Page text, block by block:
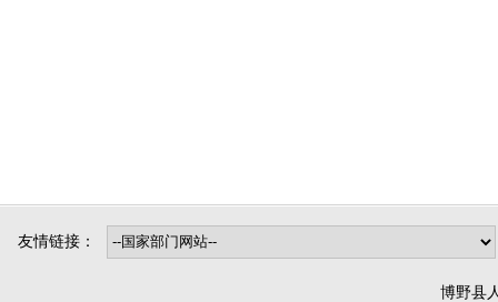
友情链接：
博野县